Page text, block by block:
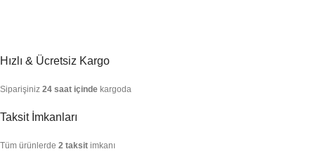
Hızlı & Ücretsiz Kargo
Siparişiniz 24 saat içinde kargoda
Taksit İmkanları
Tüm ürünlerde 2 taksit imkanı